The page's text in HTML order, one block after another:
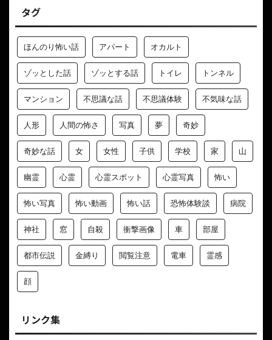
タグ
ほんのり怖い話 アパート オカルト
ゾッとした話 ゾッとする話 トイレ トンネル
マンション 不思議な話 不思議体験 不気味な話
人形 人間の怖さ 写真 夢 奇妙
奇妙な話 女 女性 子供 学校 家 山
幽霊 心霊 心霊スポット 心霊写真 怖い
怖い写真 怖い動画 怖い話 恐怖体験談 病院
神社 窓 自殺 衝撃画像 車 部屋
都市伝説 金縛り 閲覧注意 電車 霊感
顔
リンク集